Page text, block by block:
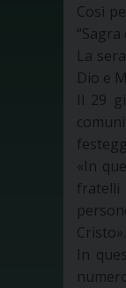
Così
La
Dio e
Il 29
«In
fratelli
Cristo».
In